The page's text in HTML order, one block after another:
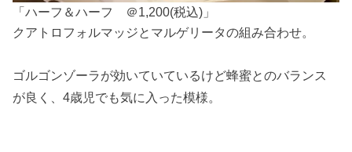
「ハーフ＆ハーフ ＠1,200(税込)」
クアトロフォルマッジとマルゲリータの組み合わせ。
ゴルゴンゾーラが効いていているけど蜂蜜とのバランス
が良く、4歳児でも気に入った模様。